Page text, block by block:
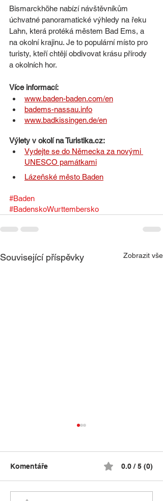
Bismarckhöhe nabízí návštěvníkům
úchvatné panoramatické výhledy na řeku
Lahn, která protéká městem Bad Ems, a
na okolní krajinu. Je to populární místo pro
turisty, kteří chtějí obdivovat krásu přírody
a okolních hor.
Více informací:
www.baden-baden.com/en
badems-nassau.info
www.badkissingen.de/en
Výlety v okolí na Turistika.cz:
Vydejte se do Německa za novými
UNESCO památkami
Lázeňské město Baden
#Baden
#BadenskoWurttembersko
Související příspěvky Zobrazit vše
Komentáře 0.0 / 5 (0)